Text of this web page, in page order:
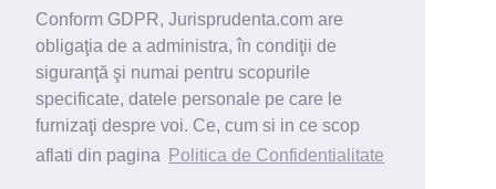
Conform GDPR, Jurisprudenta.com are
obligaţia de a administra, în condiţii de
siguranţă şi numai pentru scopurile
specificate, datele personale pe care le
furnizaţi despre voi. Ce, cum si in ce scop
aflati din pagina
Politica de Confidentialitate